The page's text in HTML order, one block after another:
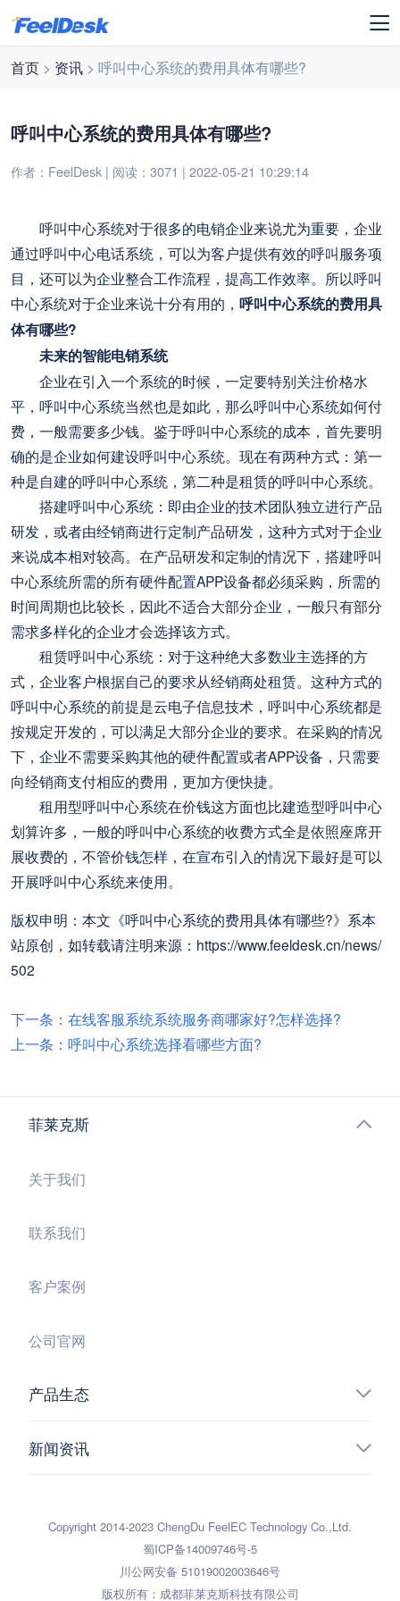
首页 > 资讯 > 呼叫中心系统的费用具体有哪些?
呼叫中心系统的费用具体有哪些?
作者：FeelDesk | 阅读：3071 | 2022-05-21 10:29:14
呼叫中心系统对于很多的电销企业来说尤为重要，企业
通过呼叫中心电话系统，可以为客户提供有效的呼叫服务项
目，还可以为企业整合工作流程，提高工作效率。所以呼叫
中心系统对于企业来说十分有用的，呼叫中心系统的费用具
体有哪些?
未来的智能电销系统
企业在引入一个系统的时候，一定要特别关注价格水
平，呼叫中心系统当然也是如此，那么呼叫中心系统如何付
费，一般需要多少钱。鉴于呼叫中心系统的成本，首先要明
确的是企业如何建设呼叫中心系统。现在有两种方式：第一
种是自建的呼叫中心系统，第二种是租赁的呼叫中心系统。
搭建呼叫中心系统：即由企业的技术团队独立进行产品
研发，或者由经销商进行定制产品研发，这种方式对于企业
来说成本相对较高。在产品研发和定制的情况下，搭建呼叫
中心系统所需的所有硬件配置APP设备都必须采购，所需的
时间周期也比较长，因此不适合大部分企业，一般只有部分
需求多样化的企业才会选择该方式。
租赁呼叫中心系统：对于这种绝大多数业主选择的方
式，企业客户根据自己的要求从经销商处租赁。这种方式的
呼叫中心系统的前提是云电子信息技术，呼叫中心系统都是
按规定开发的，可以满足大部分企业的要求。在采购的情况
下，企业不需要采购其他的硬件配置或者APP设备，只需要
向经销商支付相应的费用，更加方便快捷。
租用型呼叫中心系统在价钱这方面也比建造型呼叫中心
划算许多，一般的呼叫中心系统的收费方式全是依照座席开
展收费的，不管价钱怎样，在宣布引入的情况下最好是可以
开展呼叫中心系统来使用。
版权申明：本文《呼叫中心系统的费用具体有哪些?》系本
站原创，如转载请注明来源：https://www.feeldesk.cn/news/
502
下一条：在线客服系统系统服务商哪家好?怎样选择?
上一条：呼叫中心系统选择看哪些方面?
菲莱克斯
关于我们
联系我们
客户案例
公司官网
产品生态
新闻资讯
Copyright 2014-2023 ChengDu FeelEC Technology Co.,Ltd.
蜀ICP备14009746号-5
川公网安备 51019002003646号
版权所有：成都菲莱克斯科技有限公司